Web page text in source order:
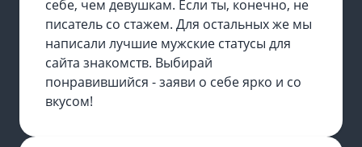
себе, чем девушкам. Если ты, конечно, не
писатель со стажем. Для остальных же мы
написали лучшие мужские статусы для
сайта знакомств. Выбирай
понравившийся - заяви о себе ярко и со
вкусом!